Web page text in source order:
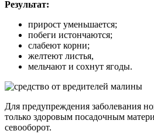
Результат:
прирост уменьшается;
побеги истончаются;
слабеют корни;
желтеют листья,
мельчают и сохнут ягоды.
Для предупреждения заболевания
только здоровым посадочным
севооборот.